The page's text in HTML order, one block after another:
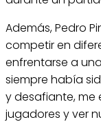
Además, Pedro
competir en
enfrentarse a
siempre había
y desafiante,
jugadores y ver